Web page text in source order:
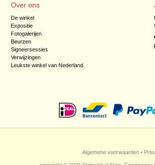
Over ons
De winkel
Expositie
Fotogalerijen
Beurzen
Signeersessies
Verwijzingen
Leukste winkel van Nederland
Algemene voorwaarden •